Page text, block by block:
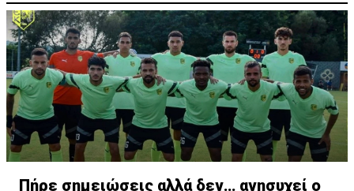
Πήρε σημειώσεις αλλά δεν… ανησυχεί ο